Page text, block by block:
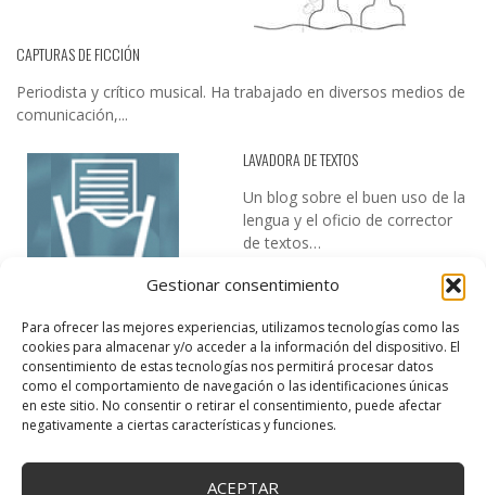
Gestionar consentimiento
Para ofrecer las mejores experiencias, utilizamos tecnologías como las
cookies para almacenar y/o acceder a la información del dispositivo. El
consentimiento de estas tecnologías nos permitirá procesar datos
como el comportamiento de navegación o las identificaciones únicas
en este sitio. No consentir o retirar el consentimiento, puede afectar
negativamente a ciertas características y funciones.
ACEPTAR
CAPTURAS DE FICCIÓN
Periodista y crítico musical. Ha trabajado en diversos medios de
comunicación,...
LAVADORA DE TEXTOS
Un blog sobre el buen uso de la
lengua y el oficio de corrector
de textos…
DESIREE MARTÍN